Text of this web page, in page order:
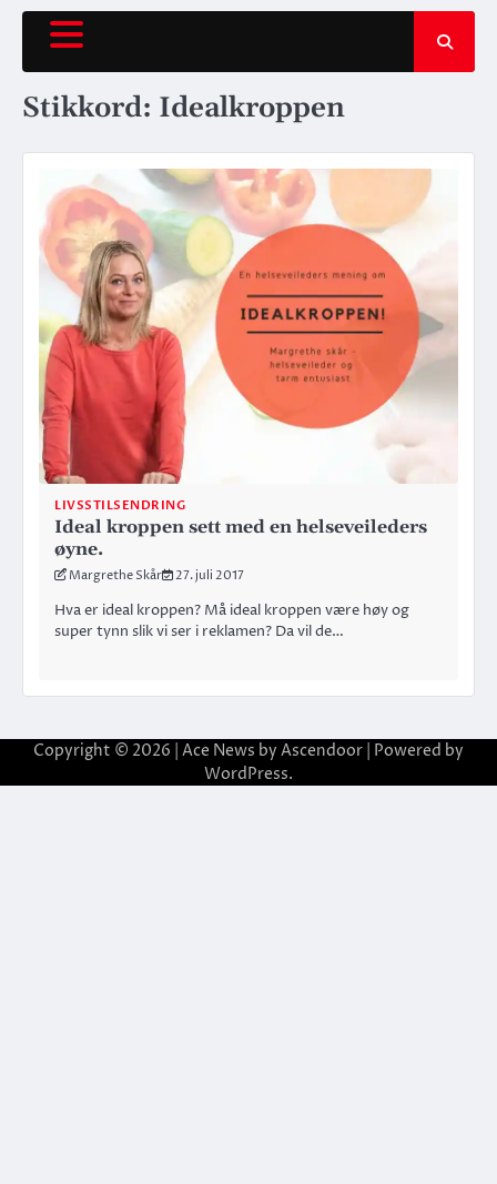
Hopp
innholdet
Stikkord: Idealkroppen
LIVSSTILSENDRING
Ideal kroppen sett med en helseveileders
øyne.
Margrethe Skår 27. juli 2017
Hva er ideal kroppen? Må ideal kroppen være høy og
super tynn slik vi ser i reklamen? Da vil de…
Copyright © 2026 | Ace News by Ascendoor | Powered by
WordPress.